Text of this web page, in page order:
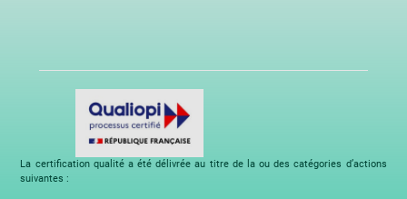
La certification qualité a été délivrée au titre de la ou des catégories d’actions
suivantes :